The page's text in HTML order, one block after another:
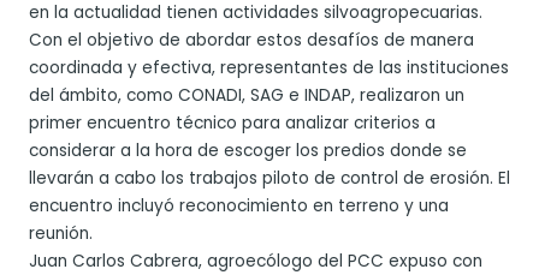
en la actualidad tienen actividades silvoagropecuarias.
Con el objetivo de abordar estos desafíos de manera
coordinada y efectiva, representantes de las instituciones
del ámbito, como CONADI, SAG e INDAP, realizaron un
primer encuentro técnico para analizar criterios a
considerar a la hora de escoger los predios donde se
llevarán a cabo los trabajos piloto de control de erosión. El
encuentro incluyó reconocimiento en terreno y una
reunión.
Juan Carlos Cabrera, agroecólogo del PCC expuso con